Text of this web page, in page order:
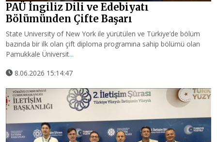
PAÜ İngiliz Dili ve Edebiyatı
Bölümünden Çifte Başarı
State University of New York ile yürütülen ve Türkiye’de bölüm
bazında bir ilk olan çift diploma programına sahip bölümü olan
Pamukkale Üniversit...
8.06.2026 15:14:47